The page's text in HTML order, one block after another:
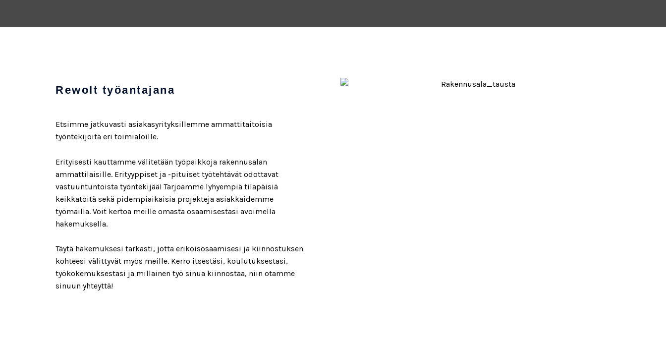
Rewolt työantajana
Etsimme jatkuvasti asiakasyrityksillemme ammattitaitoisia
työntekijöitä eri toimialoille.
Erityisesti kauttamme välitetään työpaikkoja rakennusalan
ammattilaisille. Erityyppiset ja -pituiset työtehtävät odottavat
vastuuntuntoista työntekijää! Tarjoamme lyhyempiä tilapäisiä
keikkatöitä sekä pidempiaikaisia projekteja asiakkaidemme
työmailla. Voit kertoa meille omasta osaamisestasi avoimella
hakemuksella.
Täytä hakemuksesi tarkasti, jotta erikoisosaamisesi ja kiinnostuksen
kohteesi välittyvät myös meille. Kerro itsestäsi, koulutuksestasi,
työkokemuksestasi ja millainen työ sinua kiinnostaa, niin otamme
sinuun yhteyttä!